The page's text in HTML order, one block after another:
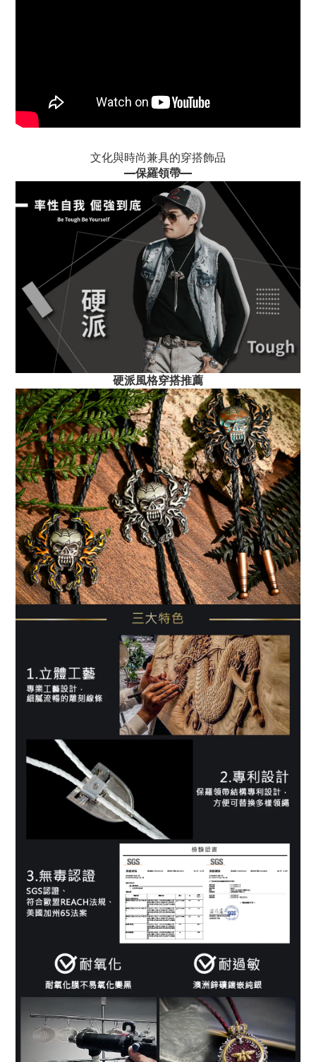
文化與時尚兼具的穿搭飾品
—保羅領帶—
硬派風格穿搭推薦